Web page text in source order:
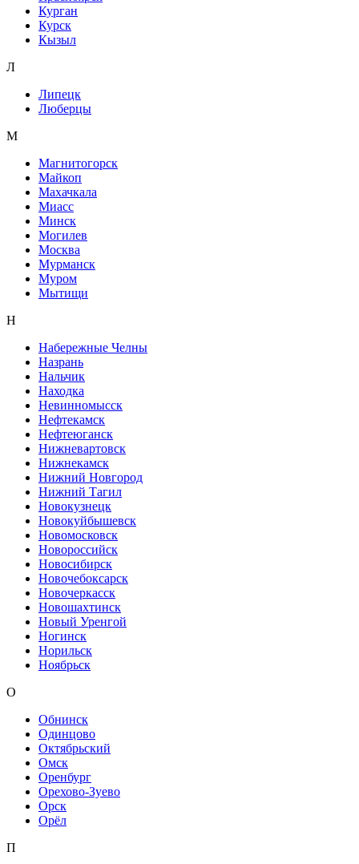
Курган
Курск
Кызыл
Л
Липецк
Люберцы
М
Магнитогорск
Майкоп
Махачкала
Миасс
Минск
Могилев
Москва
Мурманск
Муром
Мытищи
Н
Набережные Челны
Назрань
Нальчик
Находка
Невинномысск
Нефтекамск
Нефтеюганск
Нижневартовск
Нижнекамск
Нижний Новгород
Нижний Тагил
Новокузнецк
Новокуйбышевск
Новомосковск
Новороссийск
Новосибирск
Новочебоксарск
Новочеркасск
Новошахтинск
Новый Уренгой
Ногинск
Норильск
Ноябрьск
О
Обнинск
Одинцово
Октябрьский
Омск
Оренбург
Орехово-Зуево
Орск
Орёл
П